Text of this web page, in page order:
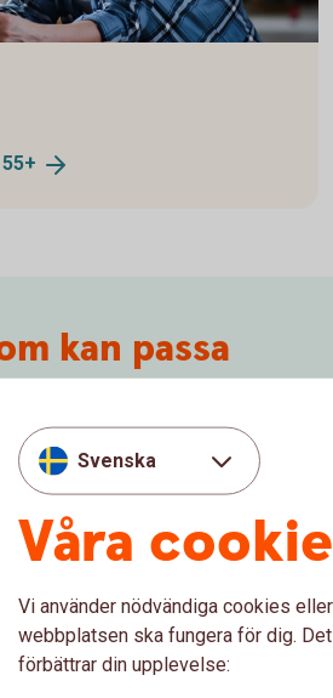
55+
kan passa
sparande
risknivå.
Köpa/sälja
Vill du skaffa ett nytt
utomlands?
både köpa och sälja.
Säljbostad
Svenska
Våra
Vi använder nödvändiga cookies
webbplatsen ska fungera för dig.
förbättrar din upplevelse: